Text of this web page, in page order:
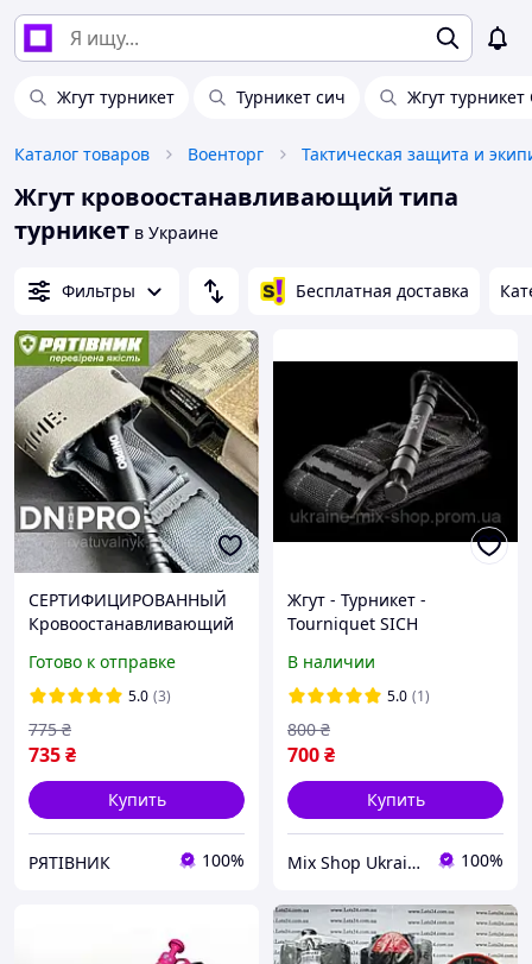
Жгут турникет Турникет сич Жгут турникет
Каталог товаров Военторг Тактическая защита и
Жгут кровоостанавливающий типа
турникет в Украине
Фильтры Бесплатная доставка
СЕРТИФИЦИРОВАННЫЙ
Кровоостанавливающий
(ген 2). С метал. воротком.
(ММТ)
Готово к отправке
5.0 (3)
735₴
775 ₴
Купить
РЯТІВНИК 100%
Жгут - Турникет -
Tourniquet SICH
В наличии
5.0 (1)
700₴
800 ₴
Купить
Mix Shop Ukraine 100%